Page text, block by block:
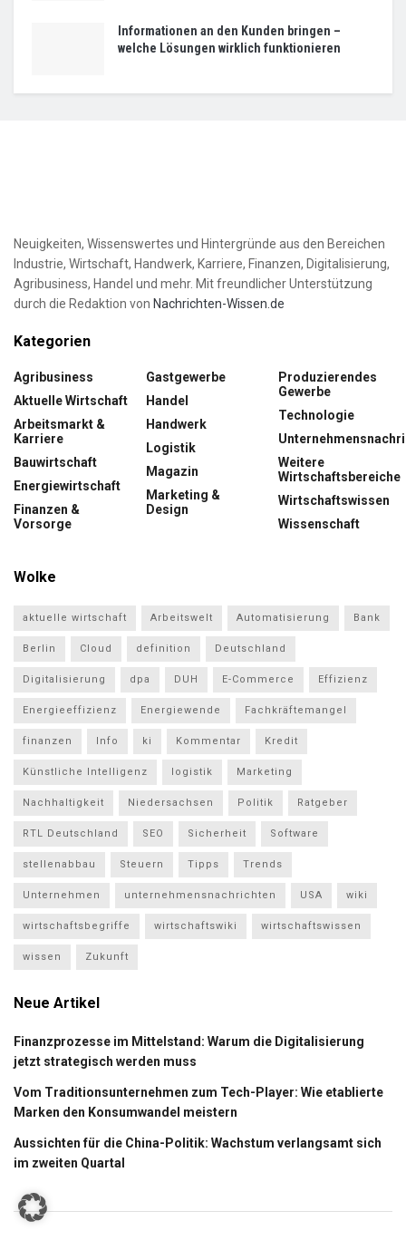
Informationen an den Kunden bringen –
welche Lösungen wirklich funktionieren
Neuigkeiten, Wissenswertes und Hintergründe aus den Bereichen
Industrie, Wirtschaft, Handwerk, Karriere, Finanzen, Digitalisierung,
Agribusiness, Handel und mehr. Mit freundlicher Unterstützung
durch die Redaktion von Nachrichten-Wissen.de
Kategorien
Agribusiness
Aktuelle Wirtschaft
Arbeitsmarkt &
Karriere
Bauwirtschaft
Energiewirtschaft
Finanzen &
Vorsorge
Gastgewerbe
Handel
Handwerk
Logistik
Magazin
Marketing &
Design
Produzierendes
Gewerbe
Technologie
Weitere
Wirtschaftsbereiche
Wirtschaftswissen
Wissenschaft
Wolke
aktuelle wirtschaft Arbeitswelt Automatisierung Bank
Berlin Cloud definition Deutschland
Digitalisierung dpa DUH E-Commerce Effizienz
Energieeffizienz Energiewende Fachkräftemangel
finanzen Info ki Kommentar Kredit
Künstliche Intelligenz logistik Marketing
Nachhaltigkeit Niedersachsen Politik Ratgeber
RTL Deutschland SEO Sicherheit Software
stellenabbau Steuern Tipps Trends
Unternehmen unternehmensnachrichten USA wiki
wirtschaftsbegriffe wirtschaftswiki wirtschaftswissen
wissen Zukunft
Neue Artikel
Finanzprozesse im Mittelstand: Warum die Digitalisierung
jetzt strategisch werden muss
Vom Traditionsunternehmen zum Tech-Player: Wie etablierte
Marken den Konsumwandel meistern
Aussichten für die China-Politik: Wachstum verlangsamt sich
im zweiten Quartal